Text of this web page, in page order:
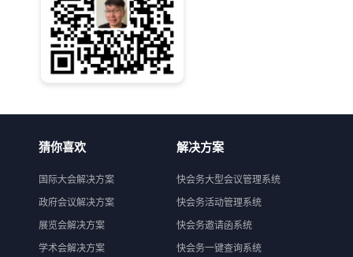
猜你喜欢
国际大会解决方案
政府会议解决方案
展览会解决方案
学术会解决方案
解决方案
快会务大型会议管理系统
快会务活动管理系统
快会务邀请函系统
快会务一键查询系统